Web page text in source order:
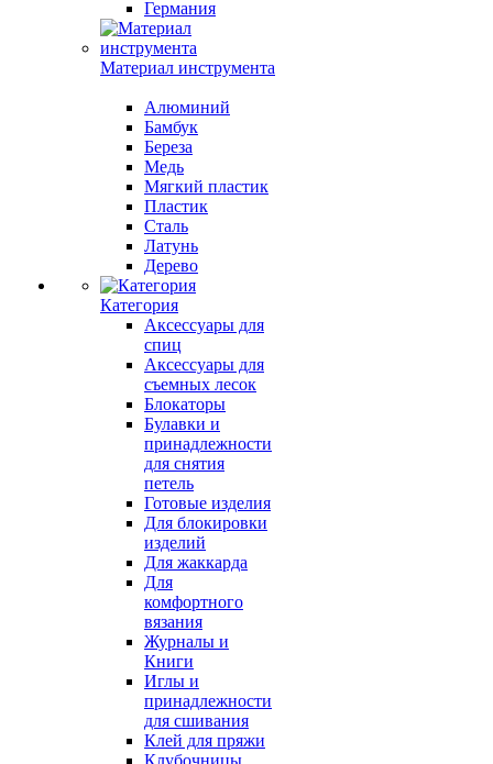
Германия
Материал инструмента
Алюминий
Бамбук
Береза
Медь
Мягкий пластик
Пластик
Сталь
Латунь
Дерево
Категория
Аксессуары для
спиц
Аксессуары для
съемных лесок
Блокаторы
Булавки и
принадлежности
для снятия
петель
Готовые изделия
Для блокировки
изделий
Для жаккарда
Для
комфортного
вязания
Журналы и
Книги
Иглы и
принадлежности
для сшивания
Клей для пряжи
Клубочницы